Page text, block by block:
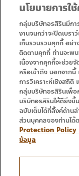
• Homepage
• Service
นโยบายการใ
กลุ่มบริษัทอรสิรินมีกา
งานจนกว่าจะปิดเบรา
เก็บรวบรวมคุกกี้ อย่า
ติดตามคุกกี้ ท่านจะพบ
เนื่องจากคุกกี้จะช่วย
หรือเข้าถึง นอกจากนี้
การวิเคราะห์เชิงสถิ
กลุ่มบริษัทอรสิรินเพื่
บริษัทอรสิรินให้ดียิ่งขึ้
ฉบับเต็มได้ที่ลิ้งค์ด้าน
ส่วนบุคคลของท่านได้
Protection Policy
ข้อมูล